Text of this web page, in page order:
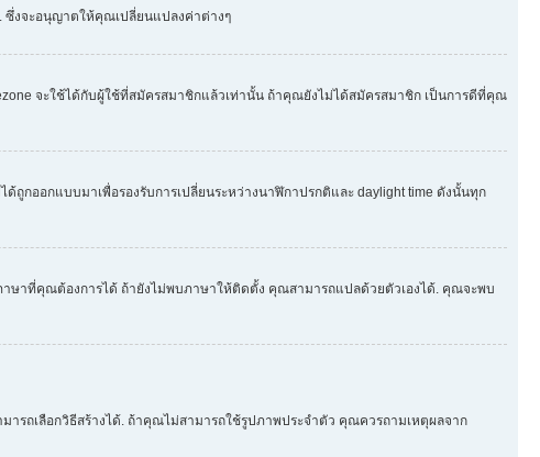
ซึ่งจะอนุญาตให้คุณเปลี่ยนแปลงค่าต่างๆ
จะใช้ได้กับผู้ใช้ที่สมัครสมาชิกแล้วเท่านั้น ถ้าคุณยังไม่ได้สมัครสมาชิก เป็นการดีที่คุณ
ถูกออกแบบมาเพื่อรองรับการเปลี่ยนระหว่างนาฬิกาปรกติและ daylight time ดังนั้นทุก
ษาที่คุณต้องการได้ ถ้ายังไม่พบภาษาให้ติดตั้ง คุณสามารถแปลด้วยตัวเองได้. คุณจะพบ
รถเลือกวิธีสร้างได้. ถ้าคุณไม่สามารถใช้รูปภาพประจำตัว คุณควรถามเหตุผลจาก